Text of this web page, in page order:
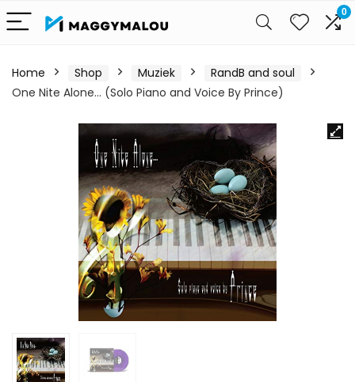
0
Home Shop Muziek
RandB and soul
One Nite Alone… (Solo Piano and Voice By Prince)